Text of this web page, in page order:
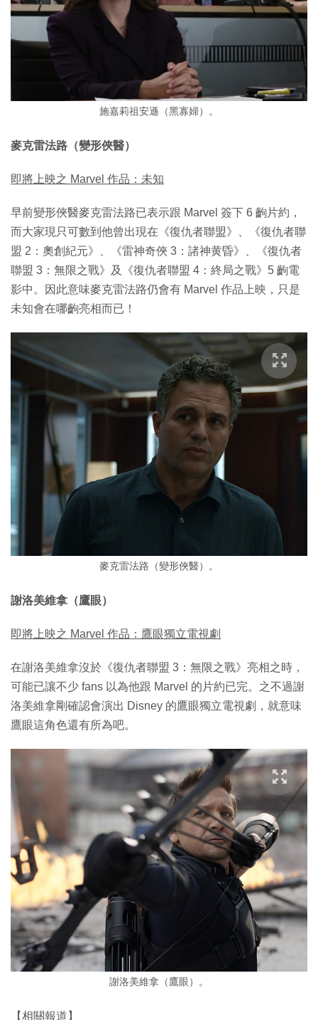
施嘉莉祖安遜（黑寡婦）。
麥克雷法路（變形俠醫）
即將上映之 Marvel 作品：未知
早前變形俠醫麥克雷法路已表示跟 Marvel 簽下 6 齣片約，
而大家現只可數到他曾出現在《復仇者聯盟》、《復仇者聯
盟 2：奧創紀元》、《雷神奇俠 3：諸神黄昏》、《復仇者
聯盟 3：無限之戰》及《復仇者聯盟 4：終局之戰》5 齣電
影中。因此意味麥克雷法路仍會有 Marvel 作品上映，只是
未知會在哪齣亮相而已！
麥克雷法路（變形俠醫）。
謝洛美維拿（鷹眼）
即將上映之 Marvel 作品：鷹眼獨立電視劇
在謝洛美維拿沒於《復仇者聯盟 3：無限之戰》亮相之時，
可能已讓不少 fans 以為他跟 Marvel 的片約已完。之不過謝
洛美維拿剛確認會演出 Disney 的鷹眼獨立電視劇，就意味
鷹眼這角色還有所為吧。
謝洛美維拿（鷹眼）。
【相關報道】